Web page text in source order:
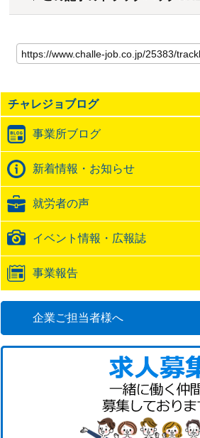
の
記
の
ト
ッ
ク
バ
ッ
URL
チャレジョブログ
事業所ブログ
新着情報・お知らせ
就労者の声
イベント情報・広報誌
事業報告
企業ご担当者様へ